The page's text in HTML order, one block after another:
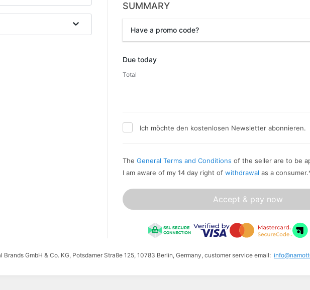
SUMMARY
Have a promo code?
Due today
Total
Ich möchte den kostenlosen Newsletter abonnieren.
The General Terms and Conditions of the seller are to be
I am aware of my 14 day right of withdrawal as a consumer.
Accept & pay now
GmbH & Co. KG, Potsdamer Straße 125, 10783 Berlin, Germany, customer service email: